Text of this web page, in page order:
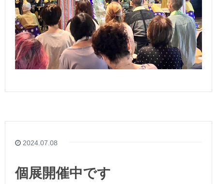
2024.07.08
個展開催中です